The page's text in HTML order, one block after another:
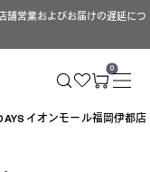
舗営業およびお届けの遅延につ
0
イオンモール福岡伊都店